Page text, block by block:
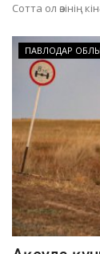
Сотта ол өзінің
ПАВЛОДАР